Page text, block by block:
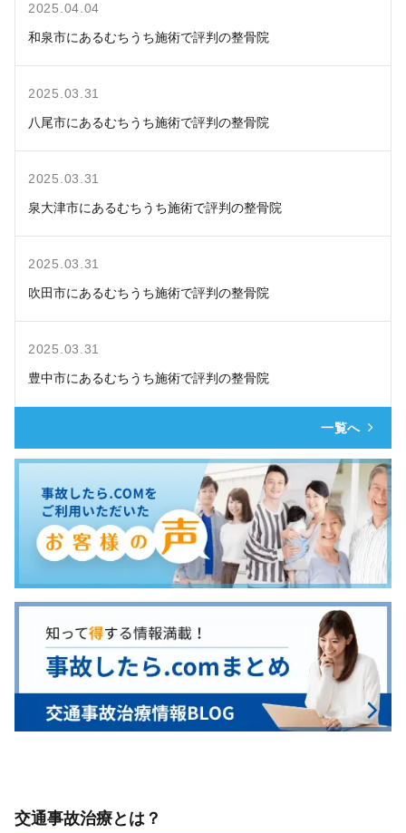
2025.04.04
和泉市にあるむちうち施術で評判の整骨院
2025.03.31
八尾市にあるむちうち施術で評判の整骨院
2025.03.31
泉大津市にあるむちうち施術で評判の整骨院
2025.03.31
吹田市にあるむちうち施術で評判の整骨院
2025.03.31
豊中市にあるむちうち施術で評判の整骨院
一覧へ
交通事故治療とは？